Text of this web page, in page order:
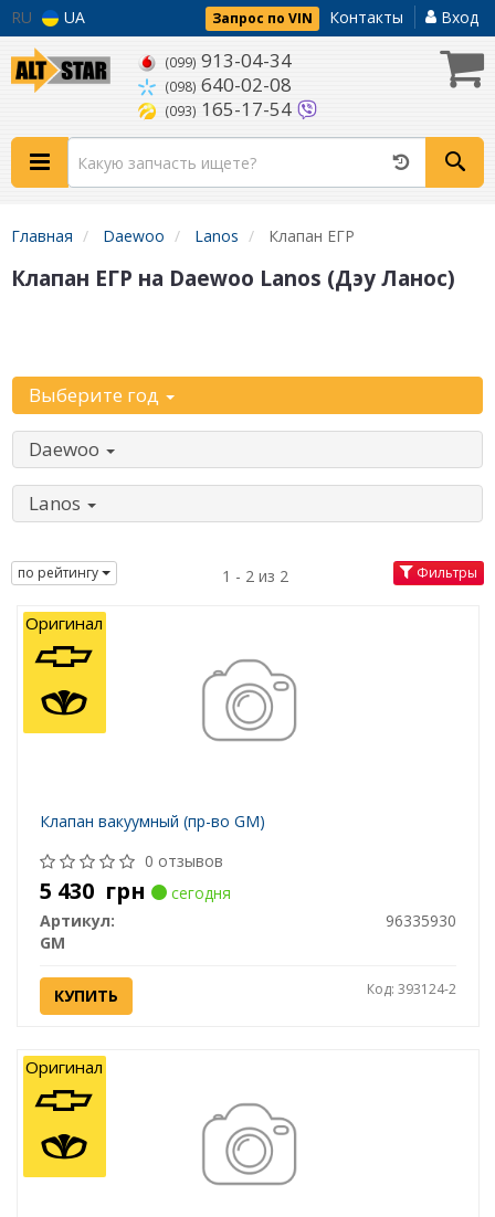
RU UA Запрос по VIN Контакты Вход
(099) 913-04-34
(098) 640-02-08
(093) 165-17-54
Главная Daewoo Lanos Клапан ЕГР
Клапан ЕГР на Daewoo Lanos (Дэу Ланос)
Выберите год
Daewoo
Lanos
по рейтингу 1 - 2 из 2 Фильтры
Клапан вакуумный (пр-во GM)
0 отзывов
5 430 грн
сегодня
Артикул:
96335930
GM
КУПИТЬ Код: 393124-2
Оригинал
Оригинал